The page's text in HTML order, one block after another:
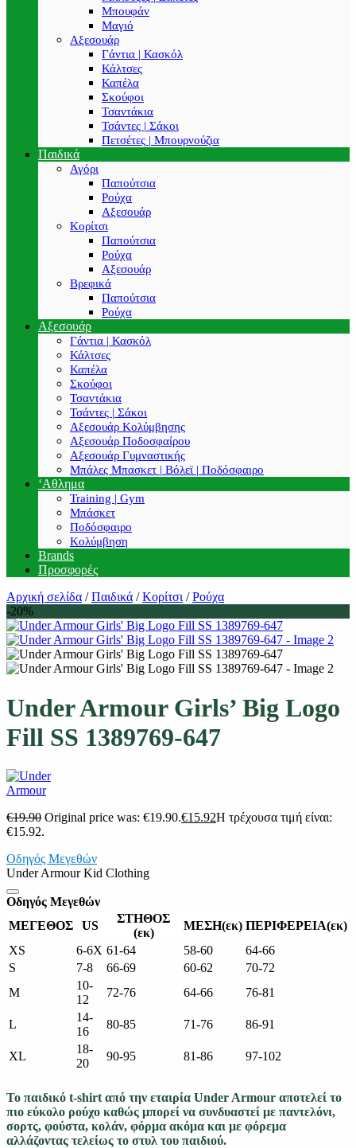
Μπουφάν
Μαγιό
Αξεσουάρ
Γάντια | Κασκόλ
Κάλτσες
Καπέλα
Σκούφοι
Τσαντάκια
Τσάντες | Σάκοι
Πετσέτες | Μπουρνούζια
Παιδικά
Αγόρι
Παπούτσια
Ρούχα
Αξεσουάρ
Κορίτσι
Παπούτσια
Ρούχα
Αξεσουάρ
Βρεφικά
Παπούτσια
Ρούχα
Αξεσουάρ
Γάντια | Κασκόλ
Κάλτσες
Καπέλα
Σκούφοι
Τσαντάκια
Τσάντες | Σάκοι
Αξεσουάρ Κολύμβησης
Αξεσουάρ Ποδοσφαίρου
Αξεσουάρ Γυμναστικής
Μπάλες Μπασκετ | Βόλεϊ | Ποδόσφαιρο
‘Αθλημα
Training | Gym
Μπάσκετ
Ποδόσφαιρο
Κολύμβηση
Brands
Προσφορές
Αρχική σελίδα / Παιδικά / Κορίτσι / Ρούχα
-20%
Under Armour Girls’ Big Logo
Fill SS 1389769-647
€19.90 Original price was: €19.90.€15.92Η τρέχουσα τιμή είναι:
€15.92.
Οδηγός Μεγεθών
Under Armour Kid Clothing
Οδηγός Μεγεθών
ΜΕΓΕΘΟΣ
US
ΣΤΗΘΟΣ
(εκ)
ΜΕΣΗ(εκ) ΠΕΡΙΦΕΡΕΙΑ(εκ)
XS
6-6X 61-64 58-60
64-66
S
7-8 66-69 60-62
70-72
M
10-
12
72-76 64-66 76-81
L
14-
16
80-85 71-76 86-91
XL
18-
20
90-95 81-86 97-102
Το παιδικό t-shirt από την εταιρία Under Armour αποτελεί το
πιο εύκολο ρούχο καθώς μπορεί να συνδυαστεί με παντελόνι,
σορτς, φούστα, κολάν, φόρμα ακόμα και με φόρεμα
αλλάζοντας τελείως το στυλ του παιδιού.